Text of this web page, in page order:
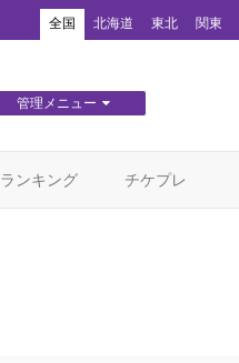
全国 北海道 東北 関東
管理メニュー
ランキング チケプレ